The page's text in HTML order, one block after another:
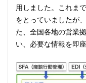
用しました。これま
をとっていましたが
た、全国各地の営業
い、必要な情報を即